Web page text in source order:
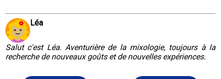
Léa
Salut c'est Léa. Aventurière de la mixologie, toujours à la
recherche de nouveaux goûts et de nouvelles expériences.